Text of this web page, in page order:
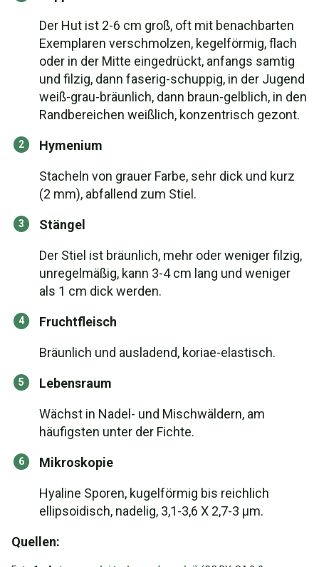
Der Hut ist 2-6 cm groß, oft mit benachbarten
Exemplaren verschmolzen, kegelförmig, flach
oder in der Mitte eingedrückt, anfangs samtig
und filzig, dann faserig-schuppig, in der Jugend
weiß-grau-bräunlich, dann braun-gelblich, in den
Randbereichen weißlich, konzentrisch gezont.
Hymenium
Stacheln von grauer Farbe, sehr dick und kurz
(2 mm), abfallend zum Stiel.
Stängel
Der Stiel ist bräunlich, mehr oder weniger filzig,
unregelmäßig, kann 3-4 cm lang und weniger
als 1 cm dick werden.
Fruchtfleisch
Bräunlich und ausladend, koriae-elastisch.
Lebensraum
Wächst in Nadel- und Mischwäldern, am
häufigsten unter der Fichte.
Mikroskopie
Hyaline Sporen, kugelförmig bis reichlich
ellipsoidisch, nadelig, 3,1-3,6 X 2,7-3 µm.
Quellen: